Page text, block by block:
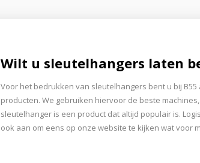
Wilt u sleutelhangers laten
Voor het bedrukken van sleutelhangers bent u bij
producten. We gebruiken hiervoor de beste
sleutelhanger is een product dat altijd populair is.
ook aan om eens op onze website te kijken wat voor